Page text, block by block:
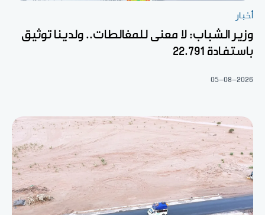
أخبار
وزير الشباب: لا معنى للمغالطات.. ولدينا توثيق
باستفادة 22.791
05-08-2026